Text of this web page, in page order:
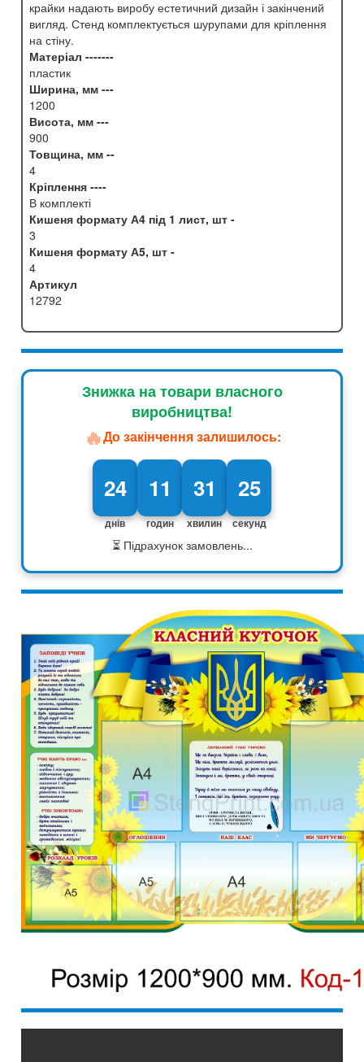
крайки надають виробу естетичний дизайн і закінчений
вигляд. Стенд комплектується шурупами для кріплення
на стіну.
Матеріал -------
пластик
Ширина, мм ---
1200
Висота, мм ---
900
Товщина, мм --
4
Кріплення ----
В комплекті
Кишеня формату А4 під 1 лист, шт -
3
Кишеня формату А5, шт -
4
Артикул
12792
Знижка на товари власного
виробництва!
🔥До закінчення залишилось:
24
днів
11
годин
31
хвилин
24
секунд
⏳ Підрахунок замовлень...